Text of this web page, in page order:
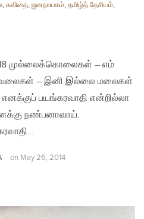
, கவிதை, ஜனநாயகம், தமிழ்த் தேசியம்,
18 முல்லைக்கொலைகள் – எம்
– இனி இல்லை மலைகள்
பயங்கரவாதி என்றில்லா
நண்பனாவாய்.
on May 26, 2014